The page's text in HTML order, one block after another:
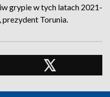
grypie w tych latach 2021-
prezydent Torunia.